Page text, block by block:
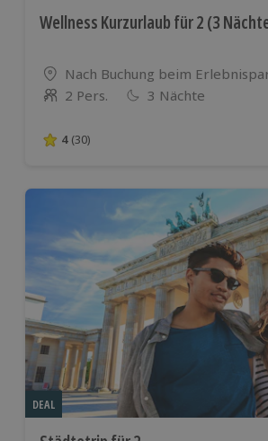
Wellness Kurzurlaub für 2 (3
Standort
Nach Buchung beim
Anzahl der Teilnehmer
2 Pers. 3 Nächte
4 von 5 Sternen basierend auf 30
4 (30)
DEAL